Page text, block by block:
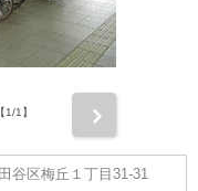
1/1】
谷区梅丘１丁目31-31